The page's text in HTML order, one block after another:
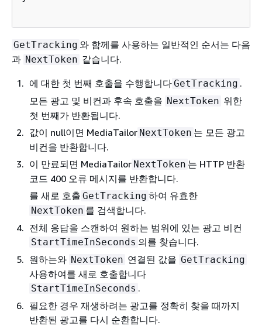
GetTracking 와 함께를 사용하는 일반적인 순서는 다음
과 NextToken 같습니다.
에 대한 첫 번째 호출을 수행합니다GetTracking .
모든 광고 및 비컨과 후속 호출을 NextToken 위한
첫 번째가 반환됩니다.
값이 null이면 MediaTailor NextToken 는 모든 광고
비컨을 반환합니다.
이 만료되면 MediaTailor NextToken 는 HTTP 반환
코드 400 오류 메시지를 반환합니다.
를 새로 호출 GetTracking 하여 유효한
NextToken 를 검색합니다.
전체 응답을 스캔하여 원하는 범위에 있는 광고 비컨
StartTimeInSeconds 의를 찾습니다.
원하는와 NextToken 연결된 값을 GetTracking
사용하여를 새로 호출합니다
StartTimeInSeconds .
필요한 경우 재생하려는 광고를 정확히 찾을 때까지
반환된 광고를 다시 순환합니다.